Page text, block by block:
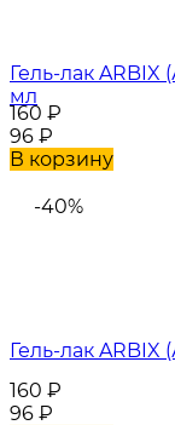
Гель-лак
мл
160 ₽
96 ₽
В корзину
-40%
Гель-лак
160 ₽
96 ₽